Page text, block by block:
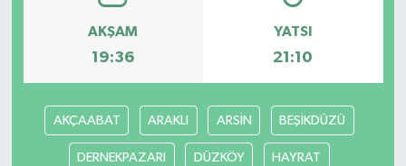
AKŞAM
19:36
YATSI
21:10
AKÇAABAT ARAKLI ARSİN BEŞİKDÜZÜ
DERNEKPAZARI DÜZKÖY HAYRAT
Ekonomi
Genel
Gökçebey
GÜNDEM